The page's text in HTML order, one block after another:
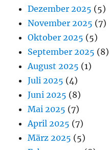
Dezember 2025 (5)
November 2025 (7)
Oktober 2025 (5)
September 2025 (8)
August 2025 (1)
Juli 2025 (4)
Juni 2025 (8)
Mai 2025 (7)
April 2025 (7)
März 2025 (5)